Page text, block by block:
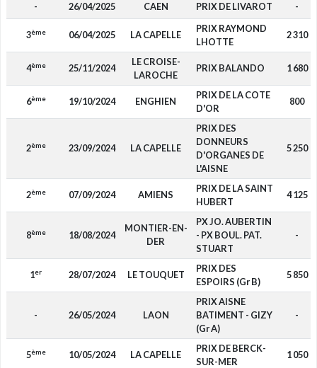
- 26/04/2025 CAEN PRIX DE LIVAROT -
3ème 06/04/2025 LA CAPELLE
PRIX RAYMOND
LHOTTE
2 310
4ème 25/11/2024
LE CROISE-
LAROCHE
PRIX BALANDO 1 680
6ème 19/10/2024 ENGHIEN
PRIX DE LA COTE
D'OR
800
2ème 23/09/2024 LA CAPELLE
PRIX DES
DONNEURS
D'ORGANES DE
L'AISNE
5 250
2ème 07/09/2024 AMIENS
PRIX DE LA SAINT
HUBERT
4 125
8ème 18/08/2024
MONTIER-EN-
DER
PX JO. AUBERTIN
- PX BOUL. PAT.
STUART
-
1er 28/07/2024 LE TOUQUET
PRIX DES
ESPOIRS (Gr B)
5 850
- 26/05/2024 LAON
PRIX AISNE
BATIMENT - GIZY
(Gr A)
-
5ème 10/05/2024 LA CAPELLE
PRIX DE BERCK-
SUR-MER
1 050